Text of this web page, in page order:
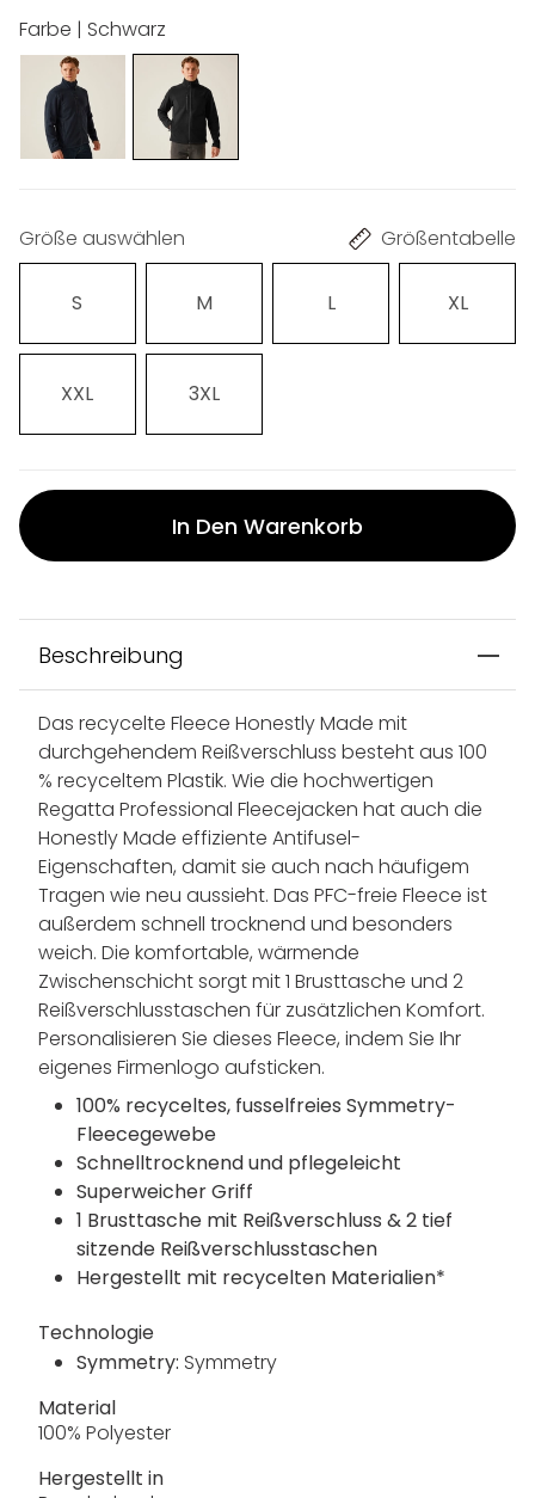
Farbe | Schwarz
Größe auswählen Größentabelle
S M L XL
XXL 3XL
In Den Warenkorb
Beschreibung
Das recycelte Fleece Honestly Made mit
durchgehendem Reißverschluss besteht aus 100
% recyceltem Plastik. Wie die hochwertigen
Regatta Professional Fleecejacken hat auch die
Honestly Made effiziente Antifusel-
Eigenschaften, damit sie auch nach häufigem
Tragen wie neu aussieht. Das PFC-freie Fleece ist
außerdem schnell trocknend und besonders
weich. Die komfortable, wärmende
Zwischenschicht sorgt mit 1 Brusttasche und 2
Reißverschlusstaschen für zusätzlichen Komfort.
Personalisieren Sie dieses Fleece, indem Sie Ihr
eigenes Firmenlogo aufsticken.
100% recyceltes, fusselfreies Symmetry-
Fleecegewebe
Schnelltrocknend und pflegeleicht
Superweicher Griff
1 Brusttasche mit Reißverschluss & 2 tief
sitzende Reißverschlusstaschen
Hergestellt mit recycelten Materialien*
Technologie
Symmetry: Symmetry
Material
100% Polyester
Hergestellt in